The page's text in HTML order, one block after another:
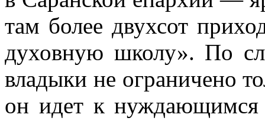
там более двухсот
духовную школу». По
владыки не ограничено
он идет к нуждающимся